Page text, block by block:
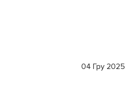
04 Гру 2025